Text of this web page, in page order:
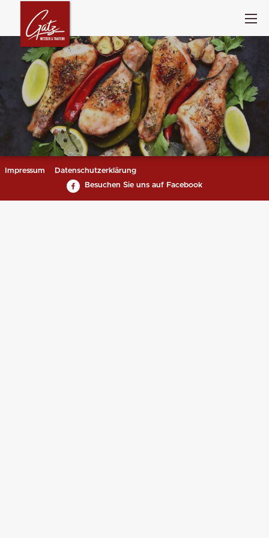
Impressum
Datenschutzerklärung
Besuchen Sie uns auf Facebook